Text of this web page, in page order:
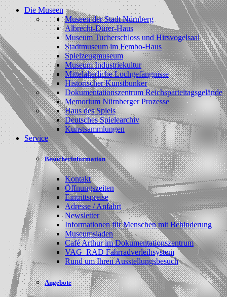
Die Museen
Museen der Stadt Nürnberg
Albrecht-Dürer-Haus
Museum Tucherschloss und Hirsvogelsaal
Stadtmuseum im Fembo-Haus
Spielzeugmuseum
Museum Industriekultur
Mittelalterliche Lochgefängnisse
Historischer Kunstbunker
Dokumentationszentrum Reichsparteitagsgelände
Memorium Nürnberger Prozesse
Haus des Spiels
Deutsches Spielearchiv
Kunstsammlungen
Service
Besucherinformation
Kontakt
Öffnungszeiten
Eintrittspreise
Adresse / Anfahrt
Newsletter
Informationen für Menschen mit Behinderung
Museumsladen
Café Arthur im Dokumentationszentrum
VAG_RAD Fahrradverleihsystem
Rund um Ihren Ausstellungsbesuch
Angebote